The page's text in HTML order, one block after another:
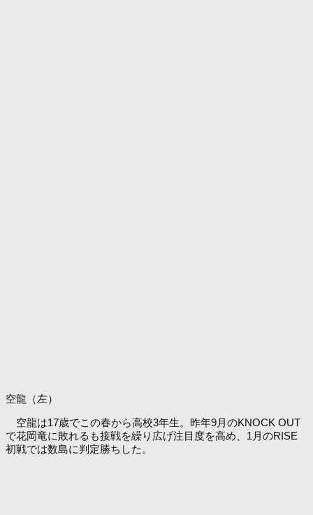
空龍（左）
空龍は17歳でこの春から高校3年生。昨年9月のKNOCK OUT
で花岡竜に敗れるも接戦を繰り広げ注目度を高め、1月のRISE
初戦では数島に判定勝ちした。